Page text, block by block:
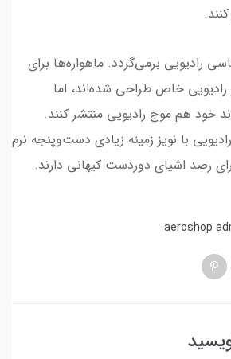
رادیویی برمی‌گردد. ماهواره‌ها برای
خاص طراحی شده‌اند، اما
خود هم موج رادیویی منتشر کنند.
با نویز زمینه زیادی دست‌وپنجه نرم
رصد اشیای دوردست کیهانی دارند.
aeroshop